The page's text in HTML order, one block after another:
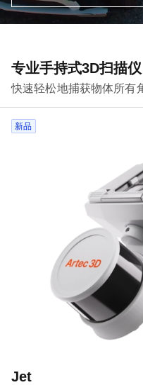
专业手持式3D扫描仪
快速轻松地捕获物体所有
新品
Jet